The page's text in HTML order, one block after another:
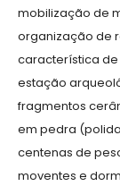
mobilização de
organização de
característica de
estação
fragmentos
em pedra
centenas de
moventes e